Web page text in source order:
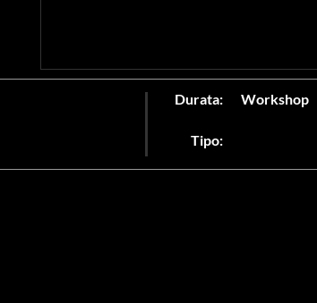
Durata:
Tipo:
Workshop